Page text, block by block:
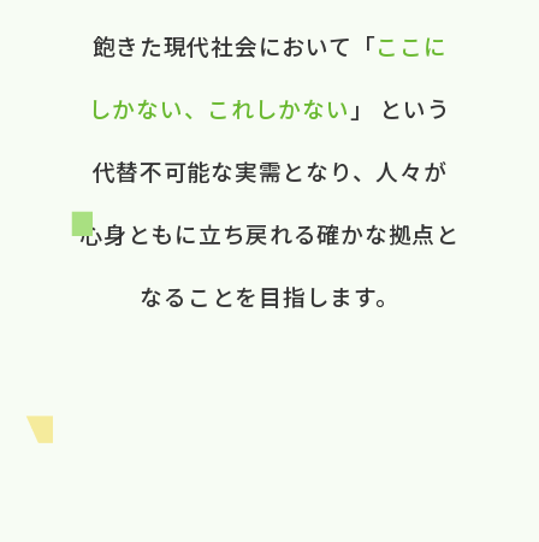
飽きた​現代社会に​おいて​ ​「ここに​
しかない、​これしかない 」 と​いう​
代替不可能な​実需と​なり、​ 人々が​
心身ともに​立ち戻れる​ 確かな​拠点と​
なる​ことを​目指します。​